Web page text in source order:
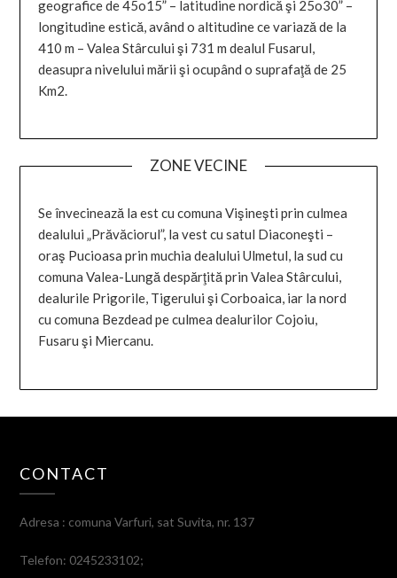
geografice de 45o15” – latitudine nordică şi 25o30” –
longitudine estică, având o altitudine ce variază de la
410 m – Valea Stârcului şi 731 m dealul Fusarul,
deasupra nivelului mării şi ocupând o suprafaţă de 25
Km2.
ZONE VECINE
Se învecinează la est cu comuna Vişineşti prin culmea
dealului „Prăvăciorul”, la vest cu satul Diaconeşti –
oraş Pucioasa prin muchia dealului Ulmetul, la sud cu
comuna Valea-Lungă despărţită prin Valea Stârcului,
dealurile Prigorile, Tigerului şi Corboaica, iar la nord
cu comuna Bezdead pe culmea dealurilor Cojoiu,
Fusaru şi Miercanu.
CONTACT
Adresa : comuna Varfuri, sat Suvita, nr. 137
Telefon: 0245233102;